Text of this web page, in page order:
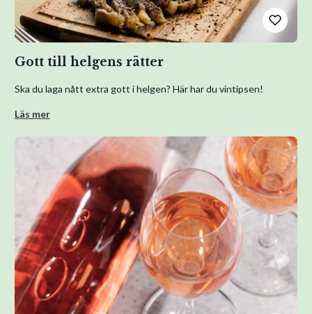
Gott till helgens rätter
Ska du laga nått extra gott i helgen? Här har du vintipsen!
Läs mer